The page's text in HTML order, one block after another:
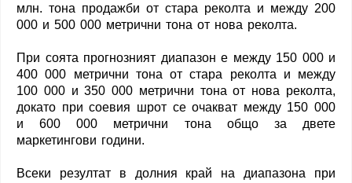
млн. тона продажби от стара реколта и между 200
000 и 500 000 метрични тона от нова реколта.
При соята прогнозният диапазон е между 150 000 и
400 000 метрични тона от стара реколта и между
100 000 и 350 000 метрични тона от нова реколта,
докато при соевия шрот се очакват между 150 000
и 600 000 метрични тона общо за двете
маркетингови години.
Всеки резултат в долния край на диапазона при